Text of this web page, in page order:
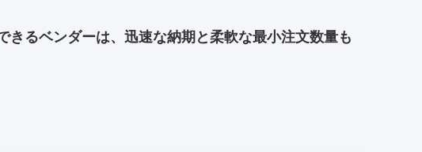
るベンダーは、迅速な納期と柔軟な最小注文数量も